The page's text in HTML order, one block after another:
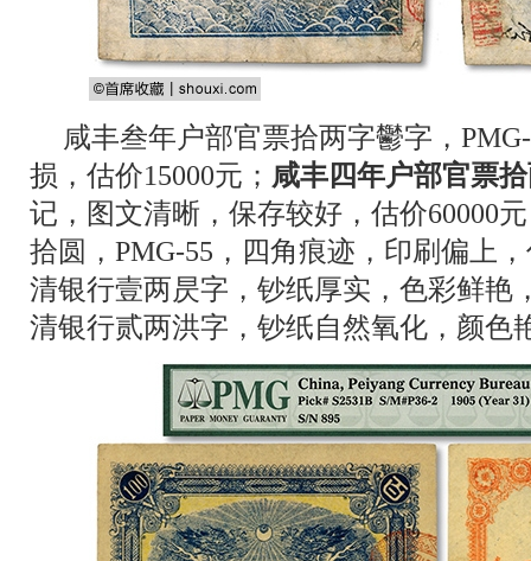
咸丰叁年户部官票拾两字鬱字，
损，估价15000元； 咸丰四年户部官票
记，图文清晰，保存较好，估价60000
拾圆，PMG-55，四角痕迹，印刷偏上
清银行壹两昃字，钞纸厚实，色彩鲜艳
清银行贰两洪字，钞纸自然氧化，颜色